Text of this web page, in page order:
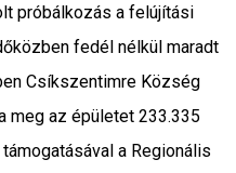
próbálkozás a felújítási
fedél nélkül maradt
Csíkszentimre Község
meg az épületet 233.335
a Regionális